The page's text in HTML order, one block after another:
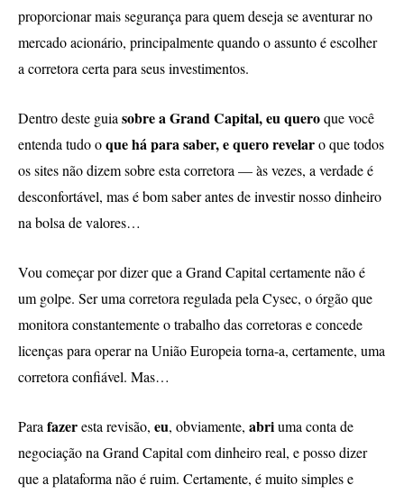
proporcionar mais segurança para quem deseja se aventurar no
mercado acionário, principalmente quando o assunto é escolher
a corretora certa para seus investimentos.
Dentro deste guia sobre a Grand Capital, eu queroque você
entenda tudo oque há para saber, e quero revelaro que todos
os sites não dizem sobre esta corretora — às vezes, a verdade é
desconfortável, mas é bom saber antes de investir nosso dinheiro
na bolsa de valores…
Vou começar por dizer que a Grand Capital certamente não é
um golpe. Ser uma corretora regulada pela Cysec, o órgão que
monitora constantemente o trabalho das corretoras e concede
licenças para operar na União Europeia torna-a, certamente, uma
corretora confiável. Mas…
Para fazeresta revisão, eu, obviamente, abriuma conta de
negociação na Grand Capital com dinheiro real, e posso dizer
que a plataforma não é ruim. Certamente, é muito simples e